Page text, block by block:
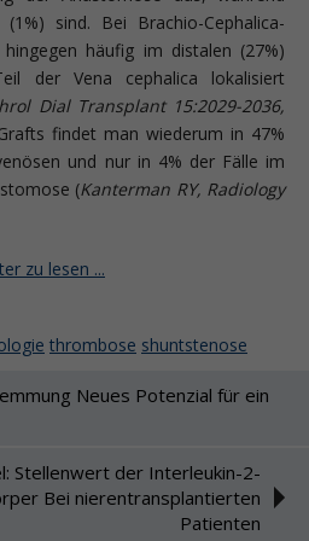
sind. Bei Brachio-Cephalica-
häufig im distalen (27%)
der Vena cephalica lokalisiert
Dial Transplant 15:2029-2036,
findet man wiederum in 47%
und nur in 4% der Fälle im
(Kanterman RY, Radio­logy
zu lesen ...
thrombose shuntstenose
Neues Potenzial für ein
Stellenwert der Interleukin-2-
Bei nierentransplantierten
Patienten